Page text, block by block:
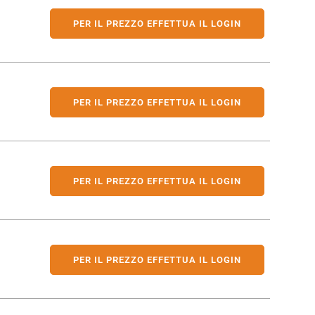
PER IL PREZZO EFFETTUA IL LOGIN
PER IL PREZZO EFFETTUA IL LOGIN
PER IL PREZZO EFFETTUA IL LOGIN
PER IL PREZZO EFFETTUA IL LOGIN